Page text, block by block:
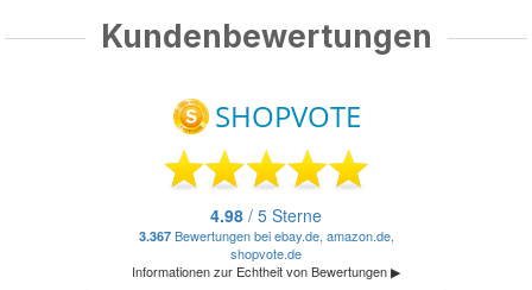
Kundenbewertungen